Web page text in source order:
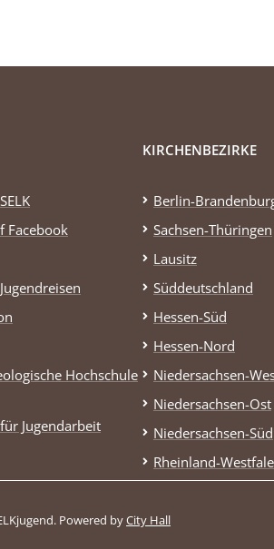
Facebook
Hochschule
Jugendarbeit
KIRCHENBEZIRKE
Berlin-
Sachsen-Thüringen
Lausitz
Süddeutschland
Hessen-Süd
Hessen-Nord
Niedersachsen-
Niedersachsen-Ost
Niedersachsen-Süd
Rheinland-
Powered byCity Hall